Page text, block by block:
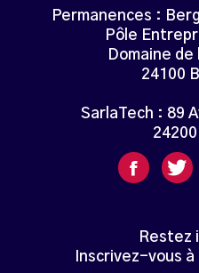
Permanences :
Pôle
Domaine
24100
SarlaTech : 89
Restez
Inscrivez-vous